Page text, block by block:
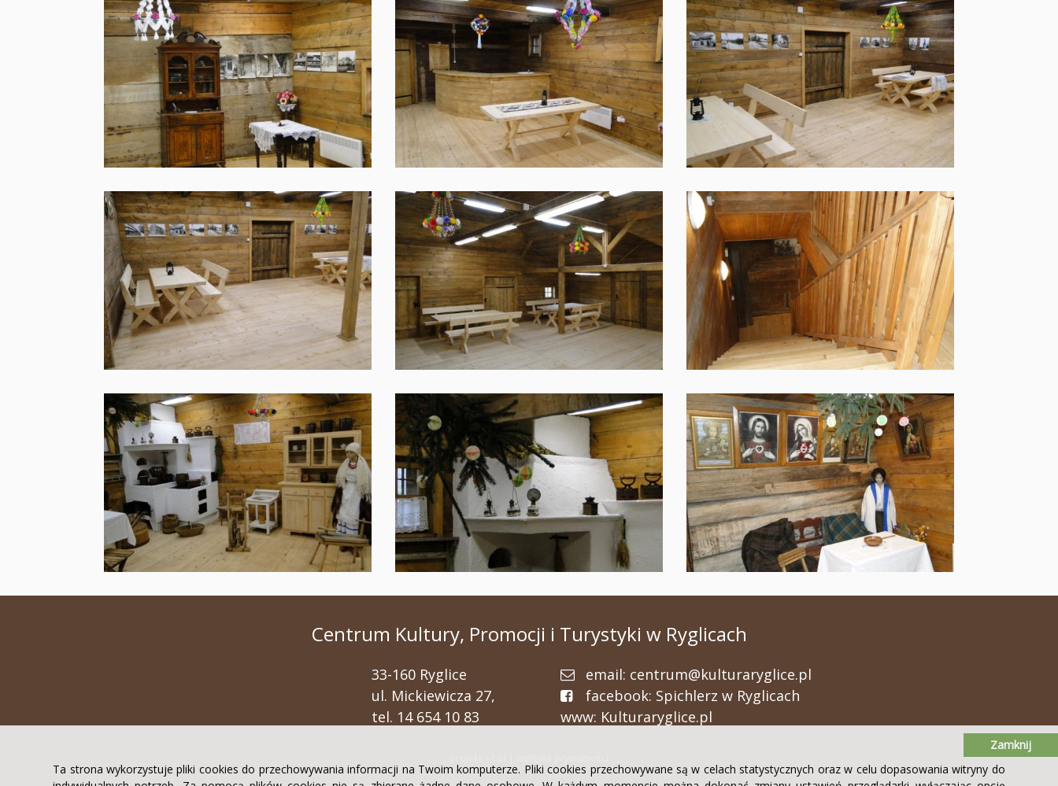
Centrum Kultury, Promocji i Turystyki w Ryglicach
33-160 Ryglice
ul. Mickiewicza 27,
tel. 14 654 10 83
email: centrum@kulturaryglice.pl
facebook: Spichlerz w Ryglicach
www: Kulturaryglice.pl
Ta strona wykorzystuje pliki cookies do przechowywania informacji na Twoim komputerze. Pliki cookies przechowywane są w celach statystycznych oraz w celu dopasowania witryny do
Zamknij